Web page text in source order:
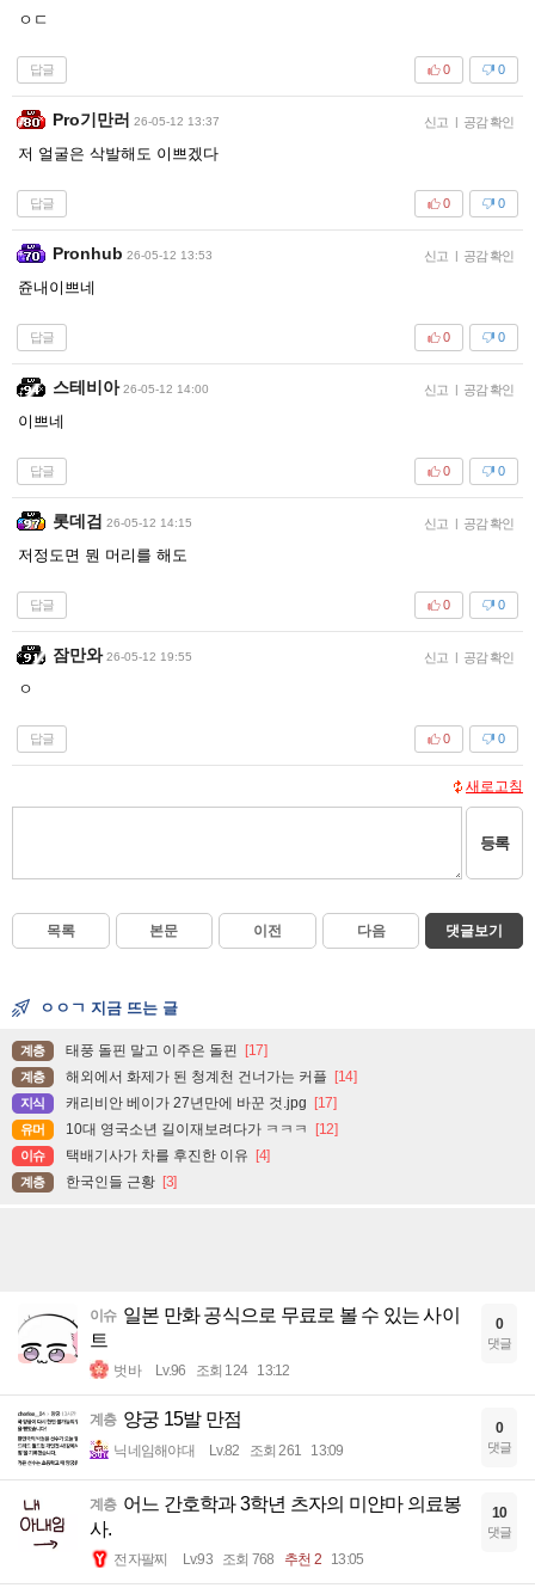
ㅇㄷ
답글 0
0
Pro기만러 26-05-12 13:37 신고 | 공감 확인
저 얼굴은 삭발해도 이쁘겠다
답글 0
0
Pronhub 26-05-12 13:53 신고 | 공감 확인
쥰내이쁘네
답글 0
0
스테비아 26-05-12 14:00 신고 | 공감 확인
이쁘네
답글 0
0
롯데검 26-05-12 14:15 신고 | 공감 확인
저정도면 뭔 머리를 해도
답글 0
0
잠만와 26-05-12 19:55 신고 | 공감 확인
ㅇ
답글 0
0
새로고침
등록
목록 본문 이전 다음 댓글보기
ㅇㅇㄱ 지금 뜨는 글
계층 태풍 돌핀 말고 이주은 돌핀 [17]
계층 해외에서 화제가 된 청계천 건너가는 커플 [14]
지식 캐리비안 베이가 27년만에 바꾼 것.jpg [17]
유머 10대 영국소년 길이재보려다가 ㅋㅋㅋ [12]
이슈 택배기사가 차를 후진한 이유 [4]
계층 한국인들 근황 [3]
이슈 일본 만화 공식으로 무료로 볼 수 있는 사이
트
벗바 Lv.96 조회 124 13:12
0
댓글
계층 양궁 15발 만점
닉네임해야대 Lv.82 조회 261 13:09
0
댓글
계층 어느 간호학과 3학년 츠자의 미얀마 의료봉
사.
전자팔찌 Lv.93 조회 768 추천 2 13:05
10
댓글